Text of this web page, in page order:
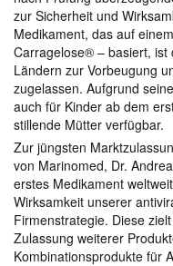
zur Sicherheit und
Medikament, das auf
Carragelose® – basiert, ist
Ländern zur Vorbeugung
zugelassen. Aufgrund
auch für Kinder ab dem
stillende Mütter verfügbar.
Zur jüngsten
von Marinomed, Dr.
erstes Medikament
Wirksamkeit unserer
Firmenstrategie. Diese
Zulassung weiterer
Kombinationsprodukte für